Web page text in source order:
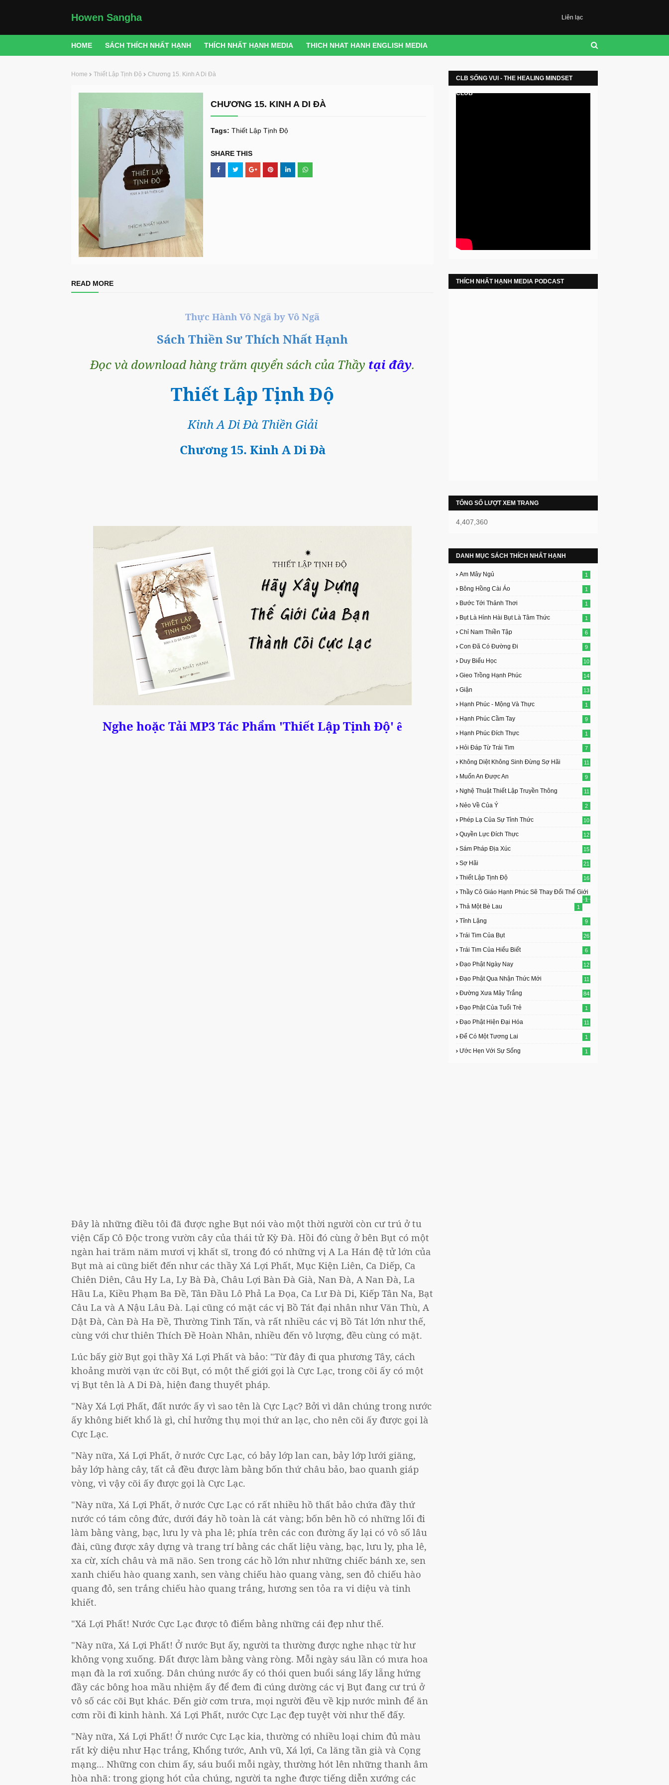
Howen Sangha Liên lạc
HOME SÁCH THÍCH NHẤT HẠNH THÍCH NHẤT HẠNH MEDIA THICH NHAT HANH ENGLISH MEDIA
Home Thiết Lập Tịnh Độ Chương 15. Kinh A Di Đà
CHƯƠNG 15. KINH A DI ĐÀ
Tags: Thiết Lập Tịnh Độ
SHARE THIS
READ MORE
Thực Hành Vô Ngã by Vô Ngã
Sách Thiền Sư Thích Nhất Hạnh
Đọc và download hàng trăm quyển sách của Thầy tại đây.
Thiết Lập Tịnh Độ
Kinh A Di Đà Thiền Giải
Chương 15. Kinh A Di Đà
Nghe hoặc Tải MP3 Tác Phẩm 'Thiết Lập Tịnh Độ' ê
Đây là những điều tôi đã được nghe Bụt nói vào một thời người còn cư trú ở tu
viện Cấp Cô Độc trong vườn cây của thái tử Kỳ Đà. Hồi đó cùng ở bên Bụt có một
ngàn hai trăm năm mươi vị khất sĩ, trong đó có những vị A La Hán đệ tử lớn của
Bụt mà ai cũng biết đến như các thầy Xá Lợi Phất, Mục Kiện Liên, Ca Diếp, Ca
Chiên Diên, Câu Hy La, Ly Bà Đà, Châu Lợi Bàn Đà Già, Nan Đà, A Nan Đà, La
Hầu La, Kiều Phạm Ba Đề, Tân Đầu Lô Phả La Đọa, Ca Lư Đà Di, Kiếp Tân Na, Bạt
Câu La và A Nậu Lâu Đà. Lại cũng có mặt các vị Bồ Tát đại nhân như Văn Thù, A
Dật Đà, Càn Đà Ha Đề, Thường Tinh Tấn, và rất nhiều các vị Bồ Tát lớn như thế,
cùng với chư thiên Thích Đề Hoàn Nhân, nhiều đến vô lượng, đều cùng có mặt.
Lúc bấy giờ Bụt gọi thầy Xá Lợi Phất và bảo: "Từ đây đi qua phương Tây, cách
khoảng mười vạn ức cõi Bụt, có một thế giới gọi là Cực Lạc, trong cõi ấy có một
vị Bụt tên là A Di Đà, hiện đang thuyết pháp.
"Này Xá Lợi Phất, đất nước ấy vì sao tên là Cực Lạc? Bởi vì dân chúng trong nước
ấy không biết khổ là gì, chỉ hưởng thụ mọi thứ an lạc, cho nên cõi ấy được gọi là
Cực Lạc.
"Này nữa, Xá Lợi Phất, ở nước Cực Lạc, có bảy lớp lan can, bảy lớp lưới giăng,
bảy lớp hàng cây, tất cả đều được làm bằng bốn thứ châu bảo, bao quanh giáp
vòng, vì vậy cõi ấy được gọi là Cực Lạc.
"Này nữa, Xá Lợi Phất, ở nước Cực Lạc có rất nhiều hồ thất bảo chứa đầy thứ
nước có tám công đức, dưới đáy hồ toàn là cát vàng; bốn bên hồ có những lối đi
làm bằng vàng, bạc, lưu ly và pha lê; phía trên các con đường ấy lại có vô số lâu
đài, cũng được xây dựng và trang trí bằng các chất liệu vàng, bạc, lưu ly, pha lê,
xa cừ, xích châu và mã não. Sen trong các hồ lớn như những chiếc bánh xe, sen
xanh chiếu hào quang xanh, sen vàng chiếu hào quang vàng, sen đỏ chiếu hào
quang đỏ, sen trắng chiếu hào quang trắng, hương sen tỏa ra vi diệu và tinh
khiết.
"Xá Lợi Phất! Nước Cực Lạc được tô điểm bằng những cái đẹp như thế.
"Này nữa, Xá Lợi Phất! Ở nước Bụt ấy, người ta thường được nghe nhạc từ hư
không vọng xuống. Đất được làm bằng vàng ròng. Mỗi ngày sáu lần có mưa hoa
mạn đà la rơi xuống. Dân chúng nước ấy có thói quen buổi sáng lấy lẵng hứng
đầy các bông hoa mầu nhiệm ấy để đem đi cúng dường các vị Bụt đang cư trú ở
vô số các cõi Bụt khác. Đến giờ cơm trưa, mọi người đều về kịp nước mình để ăn
cơm rồi đi kinh hành. Xá Lợi Phất, nước Cực Lạc đẹp tuyệt vời như thế đấy.
"Này nữa, Xá Lợi Phất! Ở nước Cực Lạc kia, thường có nhiều loại chim đủ màu
rất kỳ diệu như Hạc trắng, Khổng tước, Anh vũ, Xá lợi, Ca lăng tần già và Cọng
mạng... Những con chim ấy, sáu buổi mỗi ngày, thường hót lên những thanh âm
hòa nhã: trong giọng hót của chúng, người ta nghe được tiếng diễn xướng các
CLB SỐNG VUI - THE HEALING MINDSET
CLUB
THÍCH NHẤT HẠNH MEDIA PODCAST
TỔNG SỐ LƯỢT XEM TRANG
4,407,360
DANH MỤC SÁCH THÍCH NHẤT HẠNH
Am Mây Ngủ 1
Bông Hồng Cài Áo 1
Bước Tới Thảnh Thơi 1
Bụt Là Hình Hài Bụt Là Tâm Thức 1
Chỉ Nam Thiền Tập 6
Con Đã Có Đường Đi 9
Duy Biểu Học 10
Gieo Trồng Hạnh Phúc 14
Giận 13
Hạnh Phúc - Mộng Và Thực 1
Hạnh Phúc Cầm Tay 9
Hạnh Phúc Đích Thực 1
Hỏi Đáp Từ Trái Tim 7
Không Diệt Không Sinh Đừng Sợ Hãi 11
Muốn An Được An 9
Nghệ Thuật Thiết Lập Truyền Thông 11
Nẻo Về Của Ý 2
Phép Lạ Của Sự Tỉnh Thức 10
Quyền Lực Đích Thực 12
Sám Pháp Địa Xúc 15
Sợ Hãi 21
Thiết Lập Tịnh Độ 16
Thầy Cô Giáo Hạnh Phúc Sẽ Thay Đổi Thế Giới
1
Thả Một Bè Lau 1
Tĩnh Lặng 9
Trái Tim Của Bụt 26
Trái Tim Của Hiểu Biết 6
Đạo Phật Ngày Nay 12
Đạo Phật Qua Nhận Thức Mới 11
Đường Xưa Mây Trắng 84
Đạo Phật Của Tuổi Trẻ 1
Đạo Phật Hiện Đại Hóa 11
Để Có Một Tương Lai 1
Ước Hẹn Với Sự Sống 1